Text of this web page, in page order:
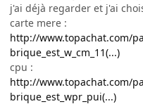
j'ai déjà regarder et j'ai
carte mere :
http://www.topachat.com/
brique_est_w_cm_11(...)
cpu :
http://www.topachat.com/
brique_est_wpr_pui(...)